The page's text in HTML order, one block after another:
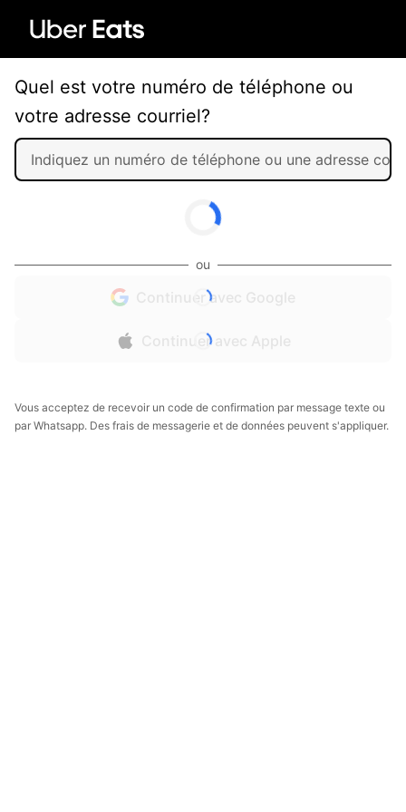
Quel est votre numéro de téléphone ou
votre adresse courriel?
ou
Continuer avec Google
Continuer avec Apple
Vous acceptez de recevoir un code de confirmation par message texte ou
par Whatsapp. Des frais de messagerie et de données peuvent s'appliquer.